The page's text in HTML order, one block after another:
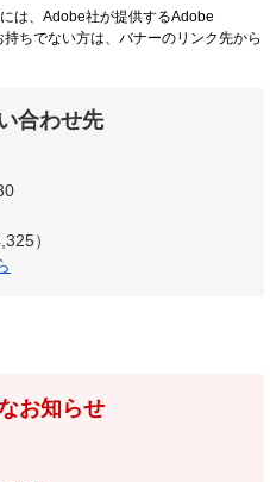
は、Adobe社が提供するAdobe
ちでない方は、バナーのリンク先から
合わせ先
）
お知らせ